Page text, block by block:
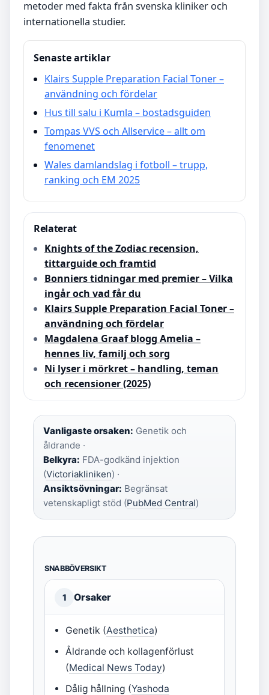
metoder med fakta från svenska kliniker och
internationella studier.
Senaste artiklar
Klairs Supple Preparation Facial Toner –
användning och fördelar
Hus till salu i Kumla – bostadsguiden
Tompas VVS och Allservice – allt om
fenomenet
Wales damlandslag i fotboll – trupp,
ranking och EM 2025
Relaterat
Knights of the Zodiac recension,
tittarguide och framtid
Bonniers tidningar med premier – Vilka
ingår och vad får du
Klairs Supple Preparation Facial Toner –
användning och fördelar
Magdalena Graaf blogg Amelia –
hennes liv, familj och sorg
Ni lyser i mörkret – handling, teman
och recensioner (2025)
Vanligaste orsaken: Genetik och
åldrande ·
Belkyra: FDA-godkänd injektion
(Victoriakliniken) ·
Ansiktsövningar: Begränsat
vetenskapligt stöd (PubMed Central)
SNABBÖVERSIKT
1 Orsaker
Genetik (Aesthetica)
Åldrande och kollagenförlust
(Medical News Today)
Dålig hållning (Yashoda